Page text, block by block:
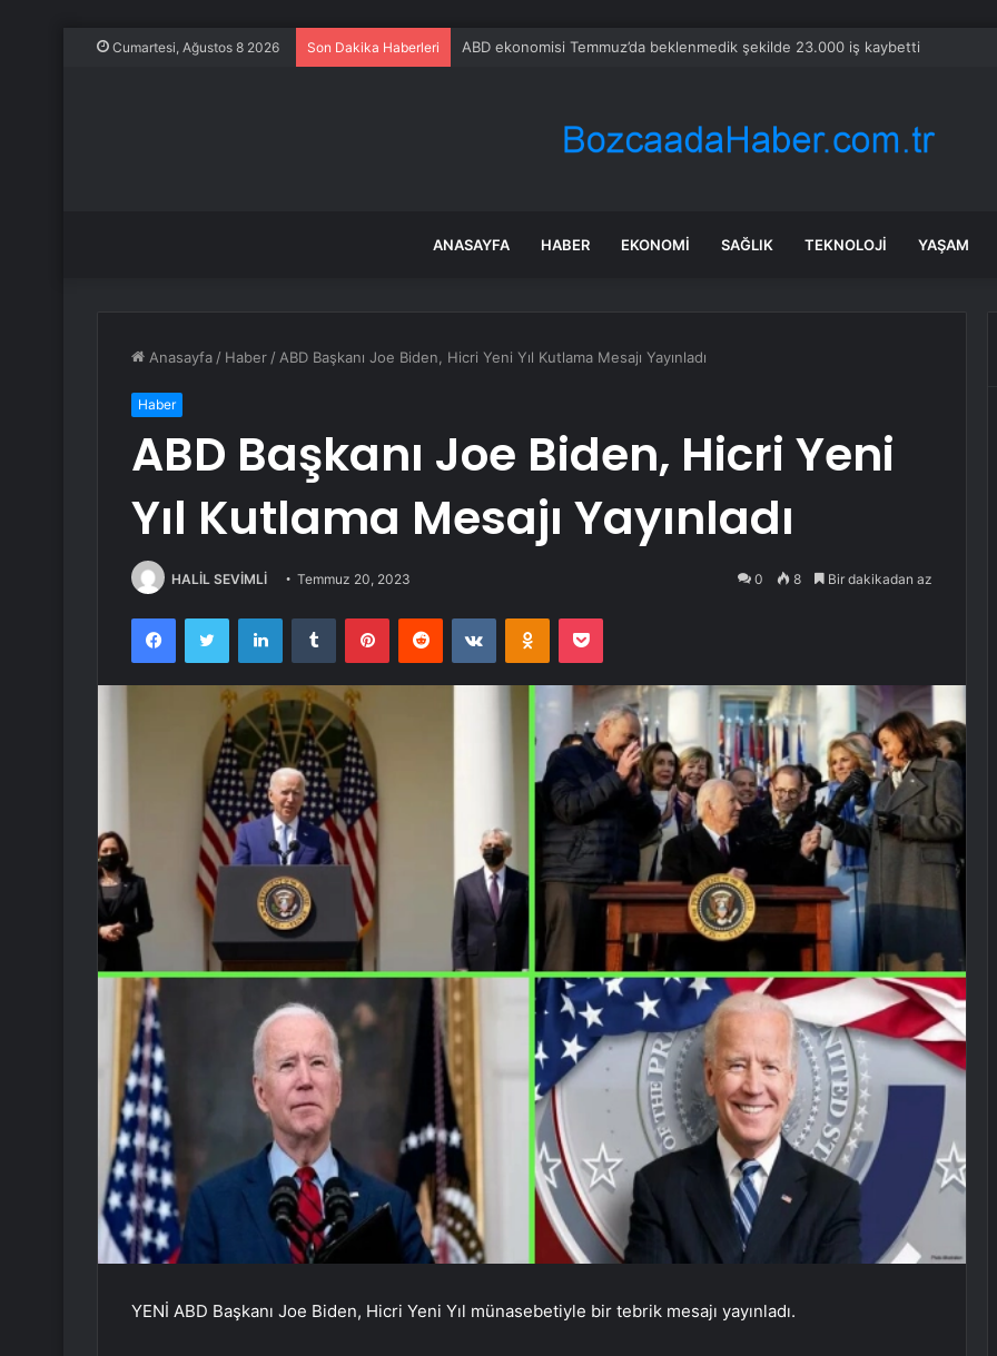
Cumartesi, Ağustos 8 2026 Son Dakika Haberleri ABD ekonomisi Temmuz’da beklenmedik şekilde 23.000 iş kaybetti
ANASAYFA HABER EKONOMI SAĞLIK TEKNOLOJI YAŞAM
Anasayfa / Haber / ABD Başkanı Joe Biden, Hicri Yeni Yıl Kutlama Mesajı Yayınladı
Haber
ABD Başkanı Joe Biden, Hicri Yeni
Yıl Kutlama Mesajı Yayınladı
HALİL SEVİMLİ Temmuz 20, 2023 0 8 Bir dakikadan az
FacebookTwitter LinkedInTumblr PinterestReddit VKontakteOdnoklassniki
Pocket
YENİ ABD Başkanı Joe Biden, Hicri Yeni Yıl münasebetiyle bir tebrik mesajı yayınladı.